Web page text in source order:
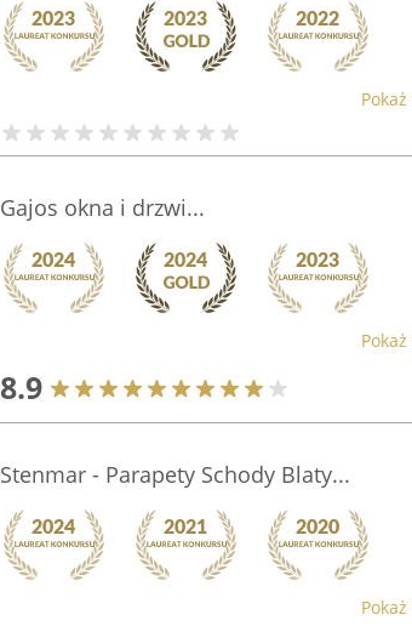
Gajos okna i drzwi...
8.9
Stenmar - Parapety Schody Blaty...